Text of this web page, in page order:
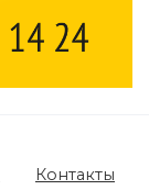
Контакты